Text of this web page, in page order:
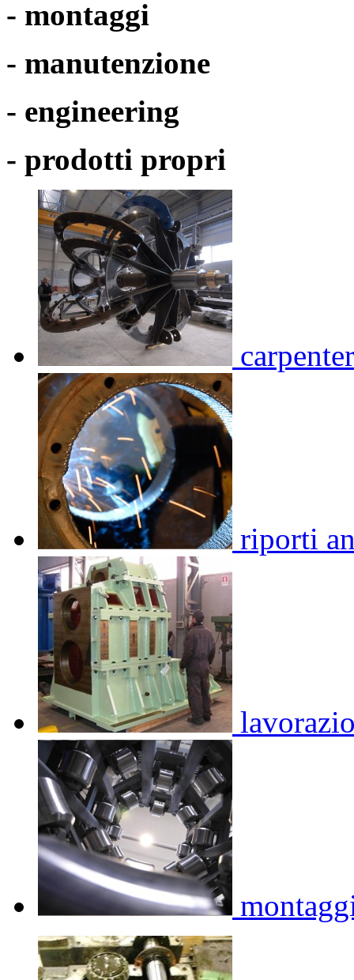
- montaggi
- manutenzione
- engineering
- prodotti propri
riporti